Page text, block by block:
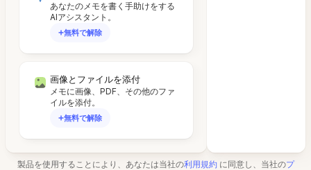
あなたのメモを書く手助けをする
AIアシスタント。
無料で解除
画像とファイルを添付
メモに画像、PDF、その他のファ
イルを添付。
無料で解除
製品を使用することにより、あなたは当社の利用規約 に同意し、当社のプ